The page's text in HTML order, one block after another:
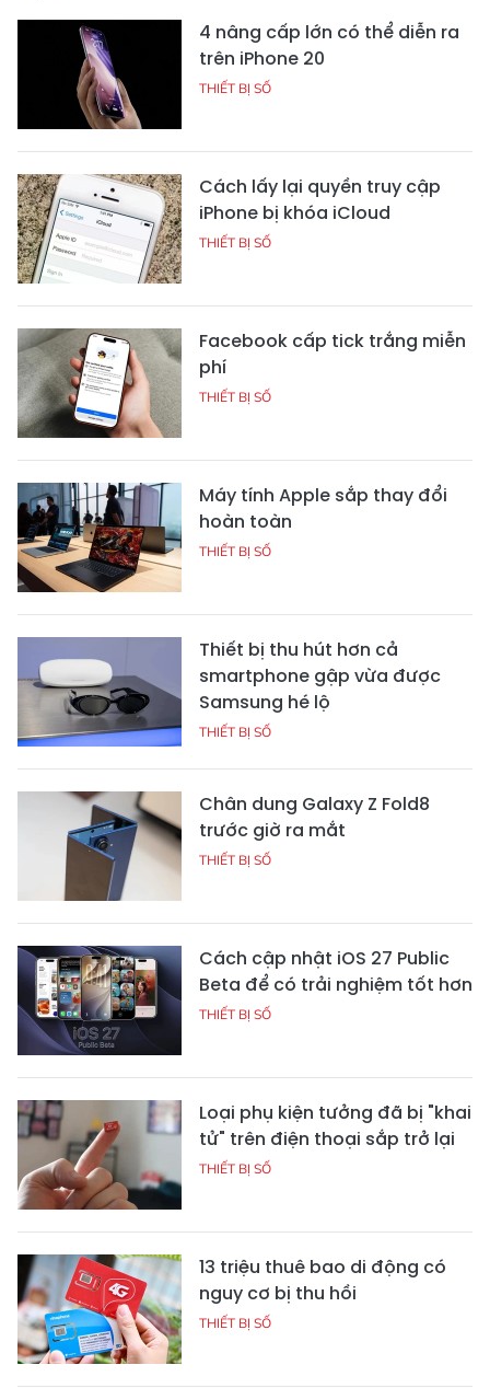
4 nâng cấp lớn có thể diễn ra
trên iPhone 20
THIẾT BỊ SỐ
Cách lấy lại quyền truy cập
iPhone bị khóa iCloud
THIẾT BỊ SỐ
Facebook cấp tick trắng miễn
phí
THIẾT BỊ SỐ
Máy tính Apple sắp thay đổi
hoàn toàn
THIẾT BỊ SỐ
Thiết bị thu hút hơn cả
smartphone gập vừa được
Samsung hé lộ
THIẾT BỊ SỐ
Chân dung Galaxy Z Fold8
trước giờ ra mắt
THIẾT BỊ SỐ
Cách cập nhật iOS 27 Public
Beta để có trải nghiệm tốt hơn
THIẾT BỊ SỐ
Loại phụ kiện tưởng đã bị "khai
tử" trên điện thoại sắp trở lại
THIẾT BỊ SỐ
13 triệu thuê bao di động có
nguy cơ bị thu hồi
THIẾT BỊ SỐ